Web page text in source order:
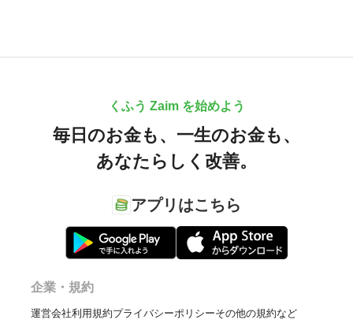
くふう Zaim を始めよう
毎日のお金も、 一生のお金も、
あなたらしく改善。
アプリはこちら
企業・規約
運営会社利用規約プライバシーポリシーその他の規約など